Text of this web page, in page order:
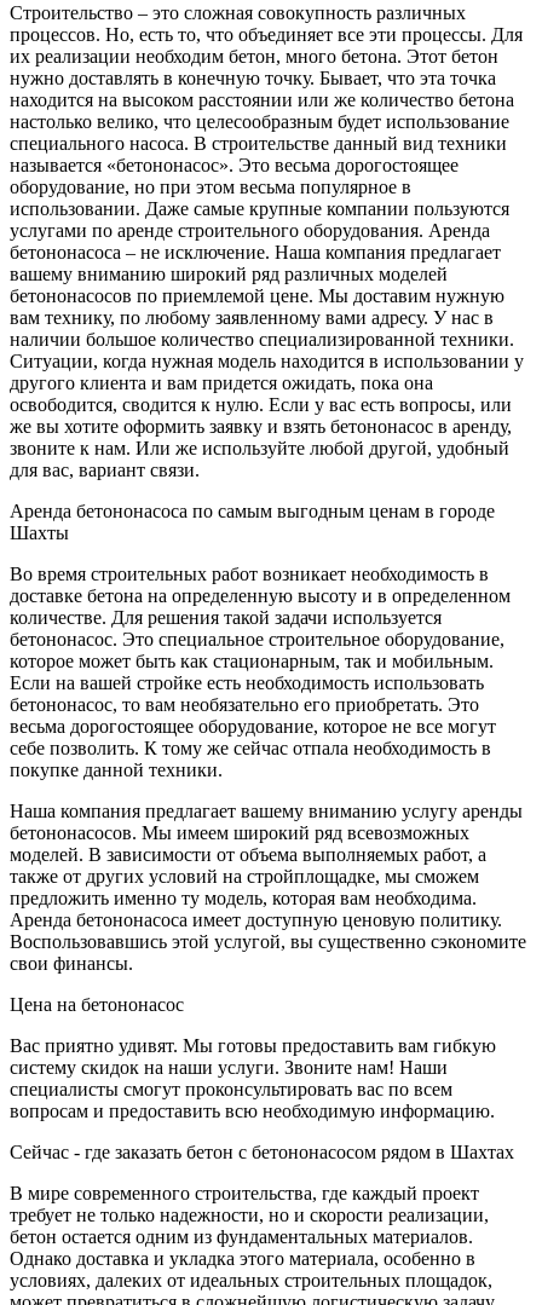
Строительство – это сложная совокупность различных
процессов. Но, есть то, что объединяет все эти процессы. Для
их реализации необходим бетон, много бетона. Этот бетон
нужно доставлять в конечную точку. Бывает, что эта точка
находится на высоком расстоянии или же количество бетона
настолько велико, что целесообразным будет использование
специального насоса. В строительстве данный вид техники
называется «бетононасос». Это весьма дорогостоящее
оборудование, но при этом весьма популярное в
использовании. Даже самые крупные компании пользуются
услугами по аренде строительного оборудования. Аренда
бетононасоса – не исключение. Наша компания предлагает
вашему вниманию широкий ряд различных моделей
бетононасосов по приемлемой цене. Мы доставим нужную
вам технику, по любому заявленному вами адресу. У нас в
наличии большое количество специализированной техники.
Ситуации, когда нужная модель находится в использовании у
другого клиента и вам придется ожидать, пока она
освободится, сводится к нулю. Если у вас есть вопросы, или
же вы хотите оформить заявку и взять бетононасос в аренду,
звоните к нам. Или же используйте любой другой, удобный
для вас, вариант связи.
Аренда бетононасоса по самым выгодным ценам в городе
Шахты
Во время строительных работ возникает необходимость в
доставке бетона на определенную высоту и в определенном
количестве. Для решения такой задачи используется
бетононасос. Это специальное строительное оборудование,
которое может быть как стационарным, так и мобильным.
Если на вашей стройке есть необходимость использовать
бетононасос, то вам необязательно его приобретать. Это
весьма дорогостоящее оборудование, которое не все могут
себе позволить. К тому же сейчас отпала необходимость в
покупке данной техники.
Наша компания предлагает вашему вниманию услугу аренды
бетононасосов. Мы имеем широкий ряд всевозможных
моделей. В зависимости от объема выполняемых работ, а
также от других условий на стройплощадке, мы сможем
предложить именно ту модель, которая вам необходима.
Аренда бетононасоса имеет доступную ценовую политику.
Воспользовавшись этой услугой, вы существенно сэкономите
свои финансы.
Цена на бетононасос
Вас приятно удивят. Мы готовы предоставить вам гибкую
систему скидок на наши услуги. Звоните нам! Наши
специалисты смогут проконсультировать вас по всем
вопросам и предоставить всю необходимую информацию.
Сейчас - где заказать бетон с бетононасосом рядом в Шахтах
В мире современного строительства, где каждый проект
требует не только надежности, но и скорости реализации,
бетон остается одним из фундаментальных материалов.
Однако доставка и укладка этого материала, особенно в
условиях, далеких от идеальных строительных площадок,